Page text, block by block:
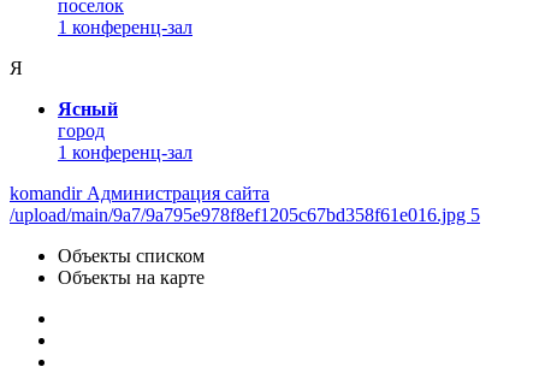
поселок
1 конференц-зал
Я
Ясный
город
1 конференц-зал
komandir Администрация сайта
/upload/main/9a7/9a795e978f8ef1205c67bd358f61e016.jpg 5
Объекты списком
Объекты на карте